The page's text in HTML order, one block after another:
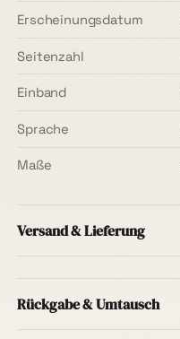
Erscheinungsdatum
Seitenzahl
Einband
Sprache
Maße
Versand & Lieferung
Regel
Rückgabe & Umtausch